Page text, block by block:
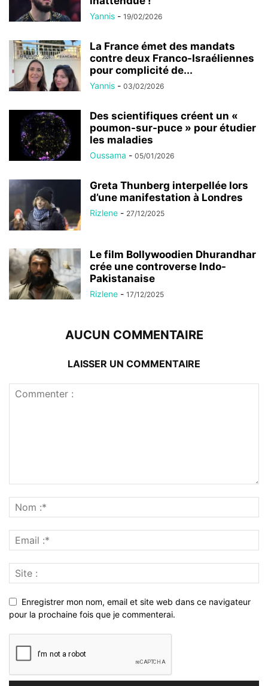
Yannis - 19/02/2026
La France émet des mandats
contre deux Franco-Israéliennes
pour complicité de...
Yannis - 03/02/2026
Des scientifiques créent un «
poumon-sur-puce » pour étudier
les maladies
Oussama - 05/01/2026
Greta Thunberg interpellée lors
d’une manifestation à Londres
Rizlene - 27/12/2025
Le film Bollywoodien Dhurandhar
crée une controverse Indo-
Pakistanaise
Rizlene - 17/12/2025
AUCUN COMMENTAIRE
LAISSER UN COMMENTAIRE
Enregistrer mon nom, email et site web dans ce navigateur
pour la prochaine fois que je commenterai.